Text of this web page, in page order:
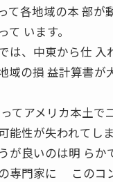
て各地域の本 部が
います。
は、中東から仕 入
域の損 益計算書が
てアメリカ本土で
能性が失われてし
が良いのは明 らか
専門家に このコ